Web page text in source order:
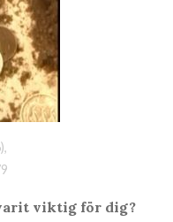
viktig för dig?